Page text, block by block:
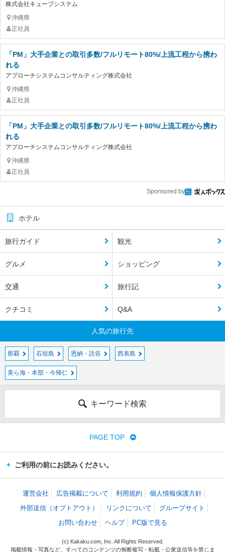
株式会社キューブシステム
沖縄県
正社員
「PM」大手企業との取引多数/フルリモート80%/上流工程から携わ
れる
アプローチシステムコンサルティング株式会社
沖縄県
正社員
「PM」大手企業との取引多数/フルリモート80%/上流工程から携わ
れる
アプローチシステムコンサルティング株式会社
沖縄県
正社員
Sponsored by
ホテル
旅行ガイド 観光
グルメ ショッピング
交通 旅行記
クチコミ Q&A
人気の旅行先
那覇 石垣島 恩納・読谷 西表島
美ら海・本部・今帰仁
キーワード検索
PAGE TOP
ご利用の前にお読みください。
運営会社 広告掲載について 利用規約
個人情報保護方針
外部送信（オプトアウト）
リンクについて
グループサイト
お問い合わせ
ヘルプ PC版で見る
(c) Kakaku.com, Inc. All Rights Reserved.
掲載情報・写真など、すべてのコンテンツの無断複写・転載・公衆送信等を禁じま